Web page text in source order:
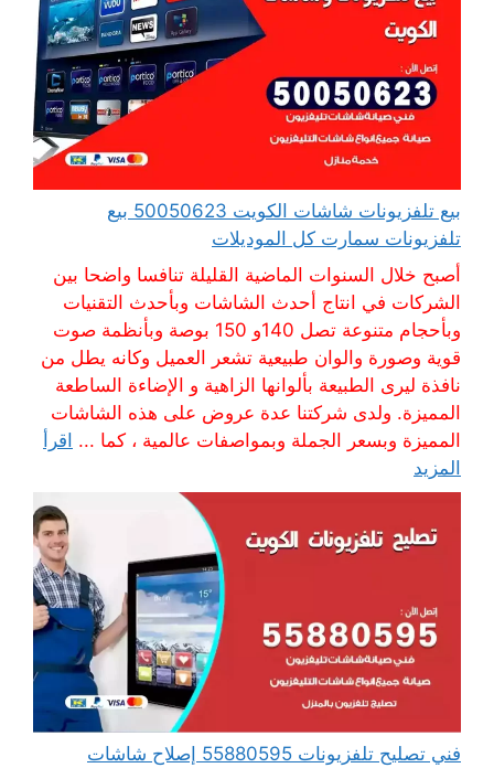
بيع تلفزيونات شاشات الكويت 50050623 بيع
تلفزيونات سمارت كل الموديلات
أصبح خلال السنوات الماضية القليلة تنافسا واضحا بين
الشركات في انتاج أحدث الشاشات وبأحدث التقنيات
وبأحجام متنوعة تصل 140و 150 بوصة وبأنظمة صوت
قوية وصورة والوان طبيعية تشعر العميل وكانه يطل من
نافذة ليرى الطبيعة بألوانها الزاهية و الإضاءة الساطعة
المميزة. ولدى شركتنا عدة عروض على هذه الشاشات
المميزة وبسعر الجملة وبمواصفات عالمية ، كما ... اقرأ
المزيد
فني تصليح تلفزيونات 55880595 إصلاح شاشات